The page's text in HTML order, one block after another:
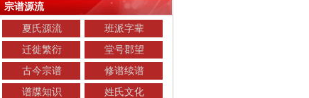
宗谱源流
夏氏源流
班派字辈
迁徙繁衍
堂号郡望
古今宗谱
修谱续谱
谱牒知识
姓氏文化